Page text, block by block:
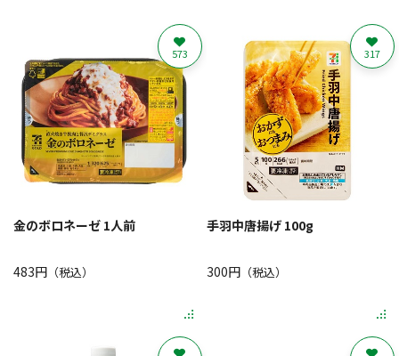
金のボロネーゼ 1人前
483円 （税込）
573
手羽中唐揚げ 100g
300円（税込）
317